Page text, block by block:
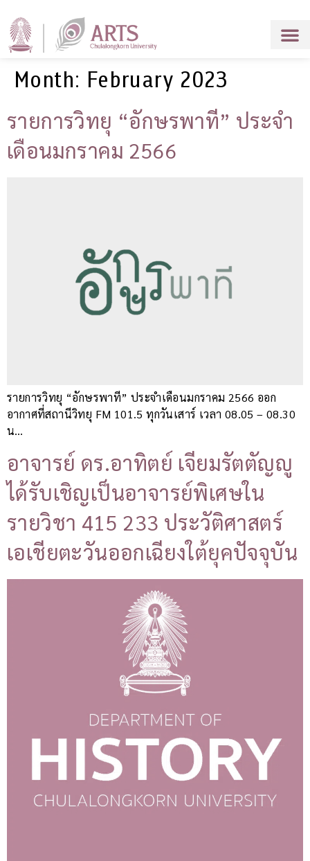
Month: February 2023
รายการวิทยุ “อักษรพาที” ประจำ
เดือนมกราคม 2566
รายการวิทยุ “อักษรพาที” ประจำเดือนมกราคม 2566 ออก
อากาศที่สถานีวิทยุ FM 101.5 ทุกวันเสาร์ เวลา 08.05 – 08.30
น…
อาจารย์ ดร.อาทิตย์ เจียมรัตตัญญู
ได้รับเชิญเป็นอาจารย์พิเศษใน
รายวิชา 415 233 ประวัติศาสตร์
เอเชียตะวันออกเฉียงใต้ยุคปัจจุบัน